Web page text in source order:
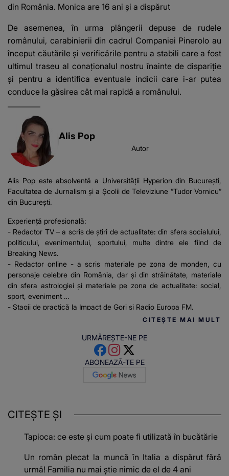
din România. Monica are 16 ani și a dispărut
De asemenea, în urma plângerii depuse de rudele
românului, carabinierii din cadrul Companiei Pinerolo au
început căutările și verificările pentru a stabili care a fost
ultimul traseu al conaționalul nostru înainte de dispariție
și pentru a identifica eventuale indicii care i-ar putea
conduce la găsirea cât mai rapidă a românului.
Alis Pop
Autor
Alis Pop este absolventă a Universității Hyperion din București,
Facultatea de Jurnalism și a Școlii de Televiziune ”Tudor Vornicu”
din București.
Experiență profesională:
- Redactor TV – a scris de știri de actualitate: din sfera socialului,
politicului, evenimentului, sportului, multe dintre ele fiind de
Breaking News.
- Redactor online - a scris materiale pe zona de monden, cu
personaje celebre din România, dar și din străinătate, materiale
din sfera astrologiei și materiale pe zona de actualitate: social,
sport, eveniment
- Stagii de practică la Impact de Gorj și Radio Europa FM.
CITEȘTE MAI MULT
URMĂREȘTE-NE PE
ABONEAZĂ-TE PE
CITEȘTE ȘI
Tapioca: ce este și cum poate fi utilizată în bucătărie
Un român plecat la muncă în Italia a dispărut fără
urmă! Familia nu mai știe nimic de el de 4 ani